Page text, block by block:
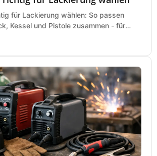
für Lackierung wählen: So passen
Kessel und Pistole zusammen - für